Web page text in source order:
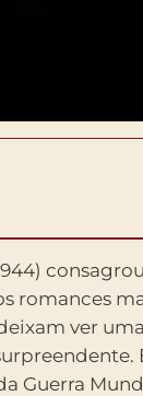
romances
ver uma
Guerra
um
missao de
indagacao
e uma
de guerra e